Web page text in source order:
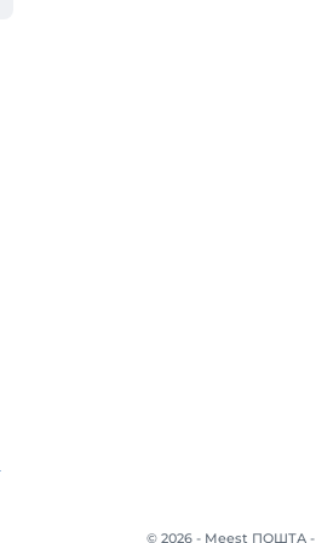
© 2026 - Meest ПОШТА -